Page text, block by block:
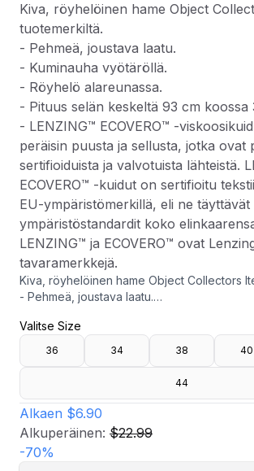
Kiva, röyhelöinen hame Object
tuotemerkiltä.
- Pehmeä, joustava laatu.
- Kuminauha vyötäröllä.
- Röyhelö alareunassa.
- Pituus selän keskeltä 93 cm koossa
- LENZING™ ECOVERO™ -
peräisin puusta ja sellusta, jotka ovat
sertifioiduista ja valvotuista lähteistä.
ECOVERO™ -kuidut on sertifioitu
EU-ympäristömerkillä, eli ne
ympäristöstandardit koko
LENZING™ ja ECOVERO™ ovat
tavaramerkkejä.
Kiva, röyhelöinen hame Object Collectors
- Pehmeä, joustava laatu.
- Röyhelö alareunassa.
- Pituus selän keskeltä 93 cm koossa 36.
- LENZING™ ECOVERO™ -viskoosikuidut
ja sellusta, jotka ovat peräisin sertifioiduista
lähteistä. LENZING™ ECOVERO™ -kuidut on
tekstiilituotteiden EU-ympäristömerkillä, eli
korkeat ympäristöstandardit koko
LENZING™ ja ECOVERO™ ovat Lenzing
Valitse Size
36 34 38 40
44
Alkaen $6.90
Alkuperäinen: $22.99
-70%